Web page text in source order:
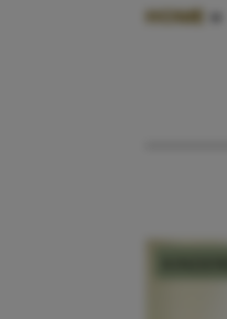
HOME »